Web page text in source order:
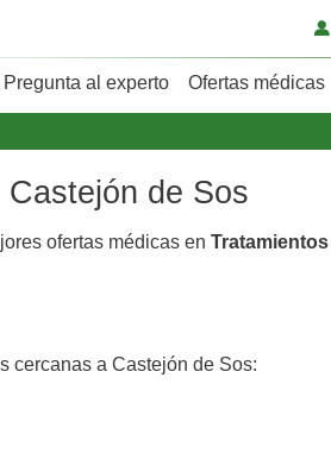
Pregunta al experto Ofertas médicas
de Sos
ofertas médicas en
cercanas a Castejón de Sos: